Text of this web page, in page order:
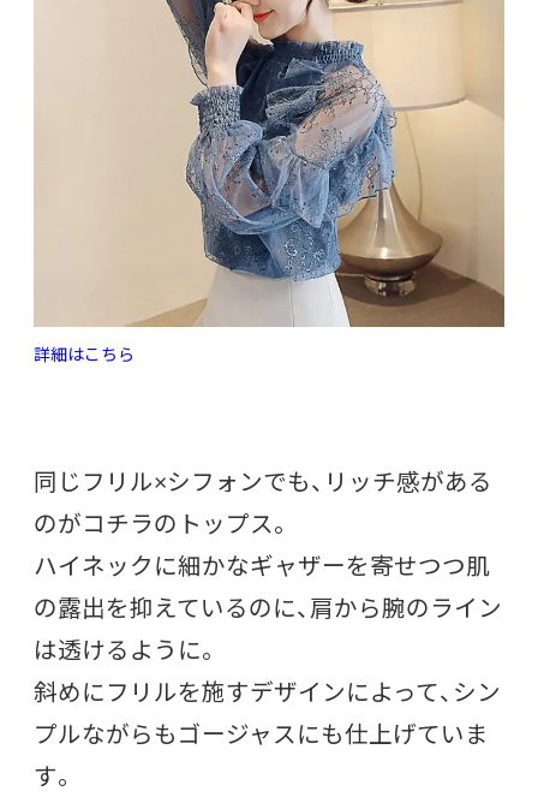
詳細はこちら
同じフリル×シフォンでも、リッチ感がある
のがコチラのトップス。
ハイネックに細かなギャザーを寄せつつ肌
の露出を抑えているのに、肩から腕のライン
は透けるように。
斜めにフリルを施すデザインによって、シン
プルながらもゴージャスにも仕上げていま
す。